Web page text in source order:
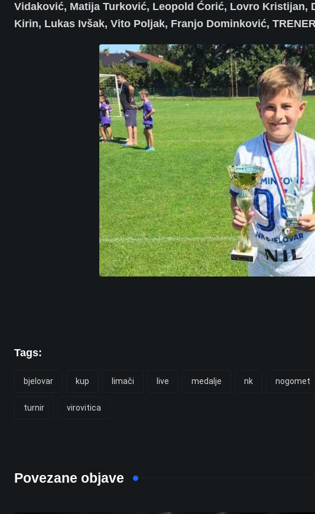
Vidaković, Matija Turković, Leopold Ćorić, Lovro Kristijan,
Kirin, Lukas Ivšak, Vito Poljak, Franjo Dominković,
Tags:
bjelovar kup limači live medalje nk nogomet
turnir virovitica
Povezane objave